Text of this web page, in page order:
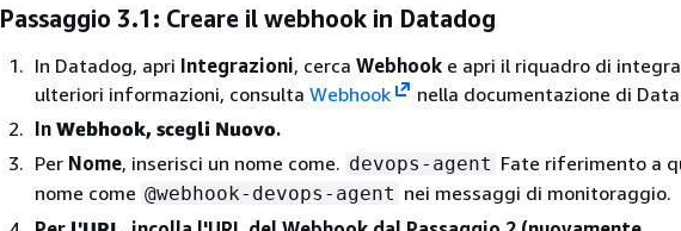
Passaggio 3.1: Creare il webhook in Datadog
In Datadog, apri Integrazioni, cerca Webhook e apri il riquadro di
ulteriori informazioni, consulta Webhook
nella documentazione di
In Webhook, scegli Nuovo.
Per Nome, inserisci un nome come. devops-agent Fate riferimento a
nome come @webhook-devops-agent nei messaggi di monitoraggio.